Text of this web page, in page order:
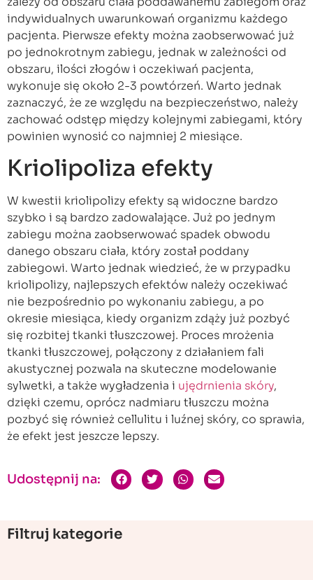
indywidualnych uwarunkowań organizmu każdego
pacjenta. Pierwsze efekty można zaobserwować już
po jednokrotnym zabiegu, jednak w zależności od
obszaru, ilości złogów i oczekiwań pacjenta,
wykonuje się około 2-3 powtórzeń. Warto jednak
zaznaczyć, że ze względu na bezpieczeństwo, należy
zachować odstęp między kolejnymi zabiegami, który
powinien wynosić co najmniej 2 miesiące.
Kriolipoliza efekty
W kwestii kriolipolizy efekty są widoczne bardzo
szybko i są bardzo zadowalające. Już po jednym
zabiegu można zaobserwować spadek obwodu
danego obszaru ciała, który został poddany
zabiegowi. Warto jednak wiedzieć, że w przypadku
kriolipolizy, najlepszych efektów należy oczekiwać
nie bezpośrednio po wykonaniu zabiegu, a po
okresie miesiąca, kiedy organizm zdąży już pozbyć
się rozbitej tkanki tłuszczowej. Proces mrożenia
tkanki tłuszczowej, połączony z działaniem fali
akustycznej pozwala na skuteczne modelowanie
sylwetki, a także wygładzenia i ujędrnienia skóry,
dzięki czemu, oprócz nadmiaru tłuszczu można
pozbyć się również cellulitu i luźnej skóry, co sprawia,
że efekt jest jeszcze lepszy.
Udostępnij na:
Filtruj kategorie